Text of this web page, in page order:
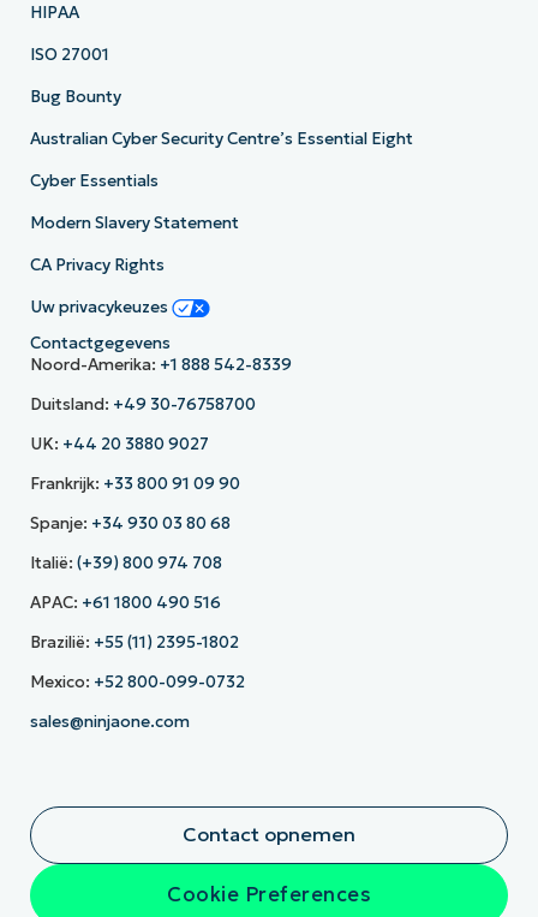
HIPAA
ISO 27001
Bug Bounty
Australian Cyber Security Centre’s Essential Eight
Cyber Essentials
Modern Slavery Statement
CA Privacy Rights
Uw privacykeuzes
Contactgegevens
Noord-Amerika: +1 888 542-8339
Duitsland: +49 30-76758700
UK: +44 20 3880 9027
Frankrijk: +33 800 91 09 90
Spanje: +34 930 03 80 68
Italië: (+39) 800 974 708
APAC: +61 1800 490 516
Brazilië: +55 (11) 2395-1802
Mexico: +52 800-099-0732
sales@ninjaone.com
Contact opnemen
Cookie Preferences